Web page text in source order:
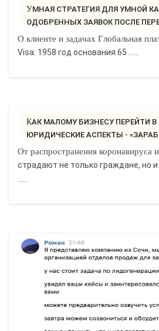
УМНАЯ СТРАТЕГИЯ ДЛЯ УМНОЙ КАРТЫ: +52%
ОДОБРЕННЫХ ЗАЯВОК ПОСЛЕ
О клиенте и задачах Глобальная
Visa: 1958 год основания 65 ......
КАК МАЛОМУ БИЗНЕСУ ПЕРЕЙТИ В ОНЛАЙН:
ЮРИДИЧЕСКИЕ АСПЕКТЫ -
От распространения коронавируса
страдают не только граждане, но